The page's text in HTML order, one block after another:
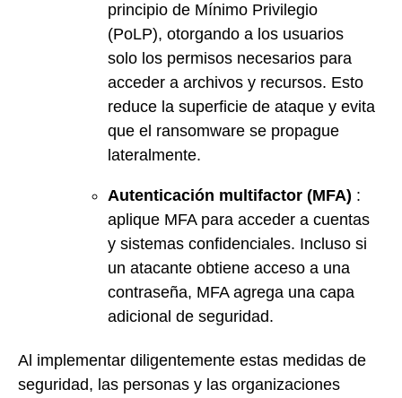
principio de Mínimo Privilegio
(PoLP), otorgando a los usuarios
solo los permisos necesarios para
acceder a archivos y recursos. Esto
reduce la superficie de ataque y evita
que el ransomware se propague
lateralmente.
Autenticación multifactor (MFA) :
aplique MFA para acceder a cuentas
y sistemas confidenciales. Incluso si
un atacante obtiene acceso a una
contraseña, MFA agrega una capa
adicional de seguridad.
Al implementar diligentemente estas medidas de
seguridad, las personas y las organizaciones